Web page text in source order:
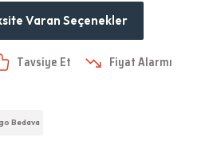
Varan Seçenekler
Tavsiye Et
Fiyat Alarmı
Bedava